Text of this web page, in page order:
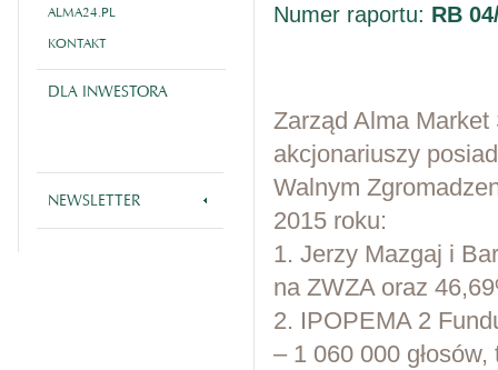
ALMA24.PL
KONTAKT
DLA INWESTORA
NEWSLETTER
Numer raportu: RB
Zarząd Alma
akcjonariuszy
Walnym
2015 roku:
1. Jerzy Mazgaj i
na ZWZA oraz
2. IPOPEMA 2
– 1 060 000